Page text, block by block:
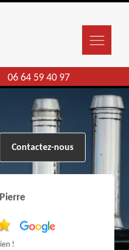
06 64 59 40 97
Contactez-nous
Pierre
!